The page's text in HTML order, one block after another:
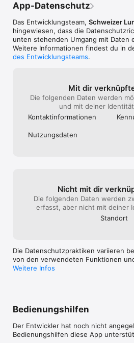
App-Datenschutz
Das Entwicklungsteam, Schweizer
hingewiesen, dass die
unten stehenden Umgang mit Daten
Weitere Informationen findest du in
des Entwicklungsteams.
Mit dir
Die folgenden Daten werden
und mit deiner
Kontakt­informa­tionen
Nutzungs­daten
Nicht mit dir
Die folgenden Daten werden
erfasst, aber nicht mit deiner
Standort
Die Datenschutzpraktiken variieren
von den verwendeten Funktionen
Weitere Infos
Bedienungshilfen
Der Entwickler hat noch nicht
Bedienungshilfen diese App